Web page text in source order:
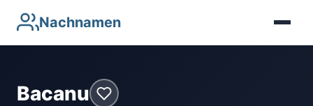
Nachnamen
Bacanu